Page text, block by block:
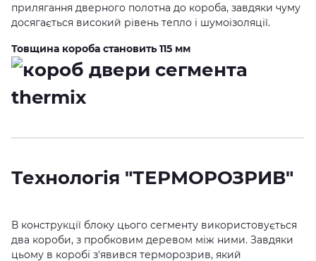
прилягання дверного полотна до короба, завдяки чуму
досягається високий рівень тепло і шумоізоляції.
Товщина короба становить 115 мм
Технологія "ТЕРМОРОЗРИВ"
В конструкції блоку цього сегменту використовується
два короби, з пробковим деревом між ними. Завдяки
цьому в коробі з'явився терморозрив, який